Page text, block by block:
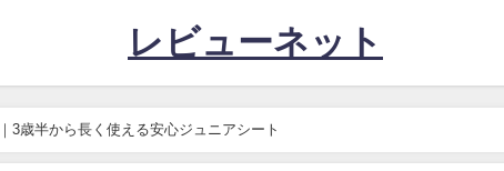
レビューネット
3歳半から長く使える安心ジュニアシート